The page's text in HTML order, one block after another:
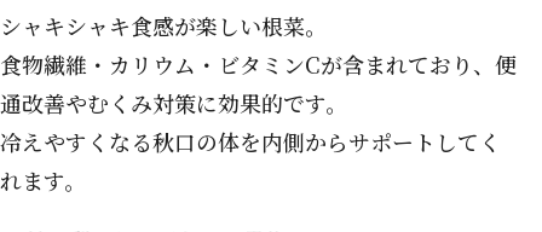
シャキシャキ食感が楽しい根菜。
食物繊維・カリウム・ビタミンCが含まれており、便
通改善やむくみ対策に効果的です。
冷えやすくなる秋口の体を内側からサポートしてく
れます。